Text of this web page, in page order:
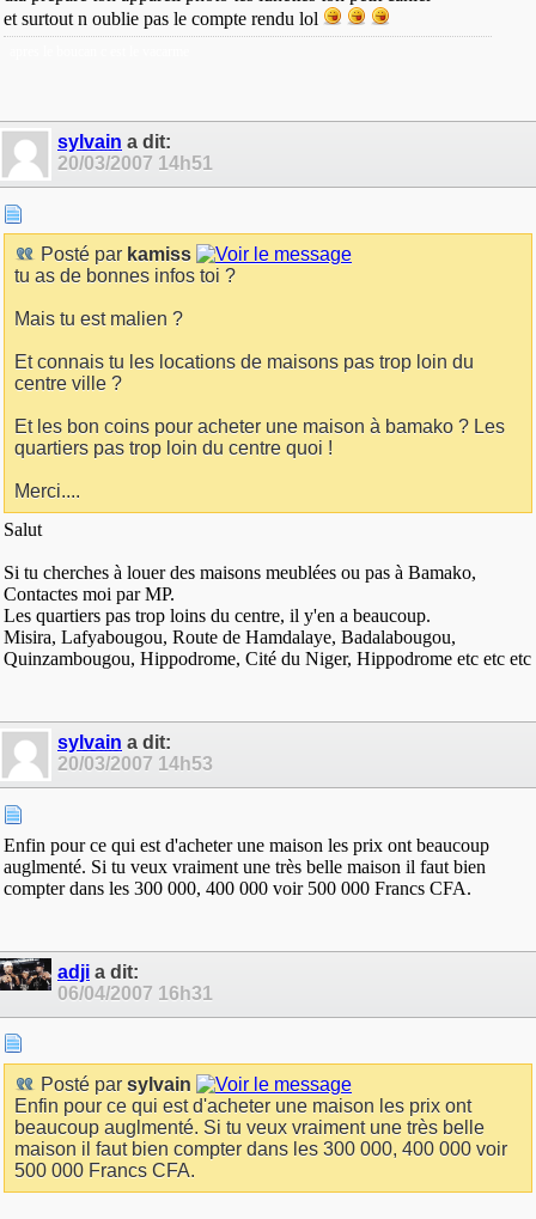
et surtout n oublie pas le compte rendu lol
sylvain a dit:
20/03/2007 14h51
Posté par kamiss
tu as de bonnes infos toi ?
Mais tu est malien ?
Et connais tu les locations de maisons pas trop loin du
centre ville ?
Et les bon coins pour acheter une maison à bamako ? Les
quartiers pas trop loin du centre quoi !
Merci....
Salut
Si tu cherches à louer des maisons meublées ou pas à Bamako,
Contactes moi par MP.
Les quartiers pas trop loins du centre, il y'en a beaucoup.
Misira, Lafyabougou, Route de Hamdalaye, Badalabougou,
Quinzambougou, Hippodrome, Cité du Niger, Hippodrome etc etc etc
sylvain a dit:
20/03/2007 14h53
Enfin pour ce qui est d'acheter une maison les prix ont beaucoup
auglmenté. Si tu veux vraiment une très belle maison il faut bien
compter dans les 300 000, 400 000 voir 500 000 Francs CFA.
adji a dit:
06/04/2007 16h31
Posté par sylvain
Enfin pour ce qui est d'acheter une maison les prix ont
beaucoup auglmenté. Si tu veux vraiment une très belle
maison il faut bien compter dans les 300 000, 400 000 voir
500 000 Francs CFA.